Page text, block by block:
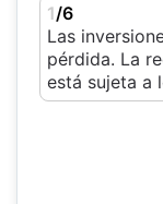
1/6
Las
pérdida. La
está sujeta a